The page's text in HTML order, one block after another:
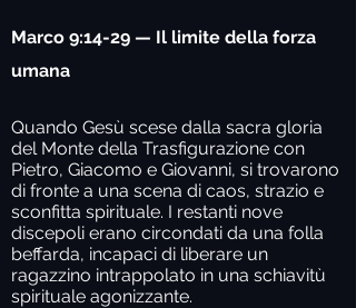
Marco 9:14-29 — Il limite della forza
umana
Quando Gesù scese dalla sacra gloria
del Monte della Trasfigurazione con
Pietro, Giacomo e Giovanni, si trovarono
di fronte a una scena di caos, strazio e
sconfitta spirituale. I restanti nove
discepoli erano circondati da una folla
beffarda, incapaci di liberare un
ragazzino intrappolato in una schiavitù
spirituale agonizzante.